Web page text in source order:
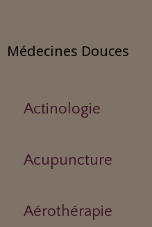
Médecines Douces
Actinologie
Acupuncture
Aérothérapie